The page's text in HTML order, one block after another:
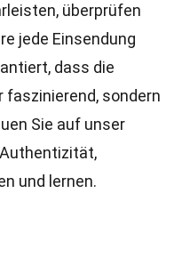
überprüfen
jede Einsendung
dass die
faszinierend, sondern
Sie auf unser
und lernen.